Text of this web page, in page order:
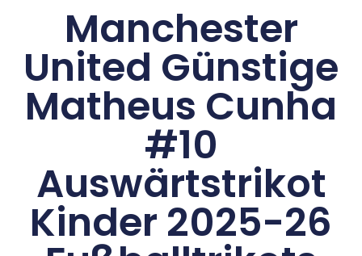
Manchester
United Günstige
Matheus Cunha
#10
Auswärtstrikot
Kinder 2025-26